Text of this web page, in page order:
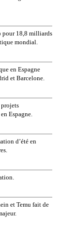
pour 18,8 milliards
mondial.
en Espagne
et Barcelone.
Espagne.
d’été en
et Temu fait de